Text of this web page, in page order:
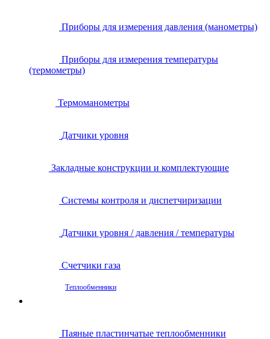
Приборы для измерения давления (манометры)
Приборы для измерения температуры
(термометры)
Термоманометры
Датчики уровня
Закладные конструкции и комплектующие
Системы контроля и диспетчиризации
Датчики уровня / давления / температуры
Счетчики газа
Теплообменники
Паяные пластинчатые теплообменники